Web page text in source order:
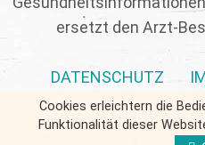
ersetzt den Arzt-
DATENSCHUTZ
Cookies erleichtern die
Funktionalität dieser